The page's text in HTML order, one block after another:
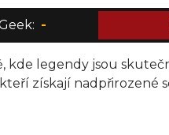
-
kde legendy jsou
získají nadpřirozené